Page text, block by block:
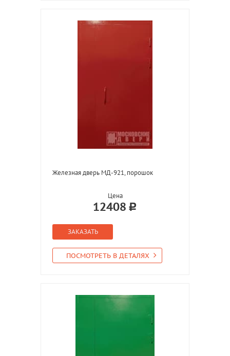
Железная дверь МД-921, порошок
Цена
12408
ЗАКАЗАТЬ
ПОСМОТРЕТЬ В ДЕТАЛЯХ